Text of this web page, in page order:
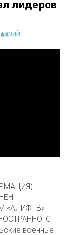
лидеров
«АЛИФТВ»
военные